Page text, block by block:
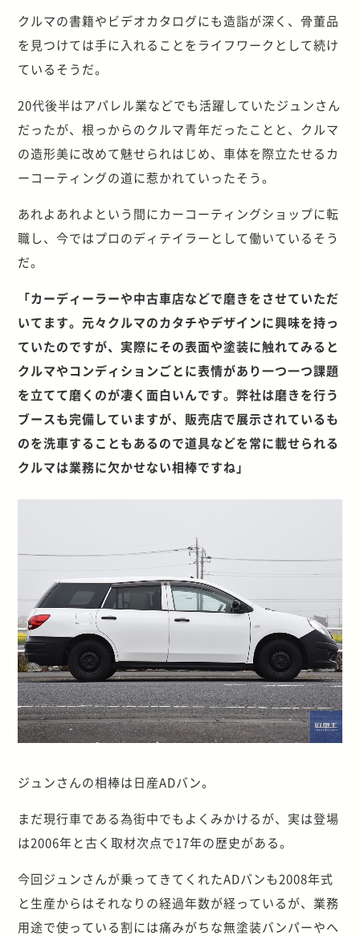
クルマの書籍やビデオカタログにも造詣が深く、骨董品
を見つけては手に入れることをライフワークとして続け
ているそうだ。
20代後半はアパレル業などでも活躍していたジュンさん
だったが、根っからのクルマ青年だったことと、クルマ
の造形美に改めて魅せられはじめ、車体を際立たせるカ
ーコーティングの道に惹かれていったそう。
あれよあれよという間にカーコーティングショップに転
職し、今ではプロのディテイラーとして働いているそう
だ。
「カーディーラーや中古車店などで磨きをさせていただ
いてます。元々クルマのカタチやデザインに興味を持っ
ていたのですが、実際にその表面や塗装に触れてみると
クルマやコンディションごとに表情があり一つ一つ課題
を立てて磨くのが凄く面白いんです。弊社は磨きを行う
ブースも完備していますが、販売店で展示されているも
のを洗車することもあるので道具などを常に載せられる
クルマは業務に欠かせない相棒ですね」
ジュンさんの相棒は日産ADバン。
まだ現行車である為街中でもよくみかけるが、実は登場
は2006年と古く取材次点で17年の歴史がある。
今回ジュンさんが乗ってきてくれたADバンも2008年式
と生産からはそれなりの経過年数が経っているが、業務
用途で使っている割には痛みがちな無塗装バンパーやヘ